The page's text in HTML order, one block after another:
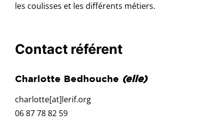
les coulisses et les différents métiers.
Contact référent
Charlotte Bedhouche (elle)
charlotte[at]lerif.org
06 87 78 82 59